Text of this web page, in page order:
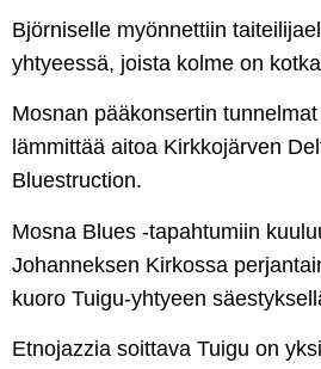
Björniselle myönnettiin
yhtyeessä, joista kolme on
Mosnan pääkonsertin
lämmittää aitoa Kirkkojärven
Bluestruction.
Mosna Blues -tapahtumiin
Johanneksen Kirkossa
kuoro Tuigu-yhtyeen
Etnojazzia soittava Tuigu on